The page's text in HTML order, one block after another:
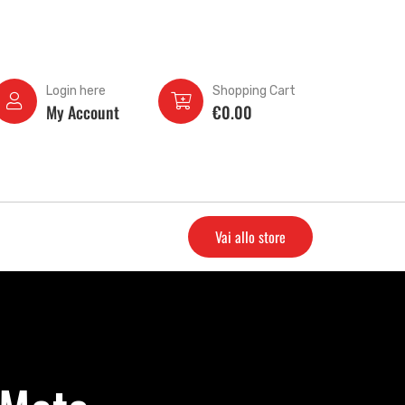
Login here
My Account
Shopping Cart
€0.00
Vai allo store